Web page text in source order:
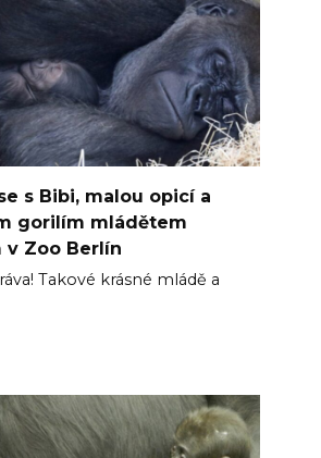
s Bibi, malou opicí a
gorilím mládětem
v Zoo Berlín
Takové krásné mládě a